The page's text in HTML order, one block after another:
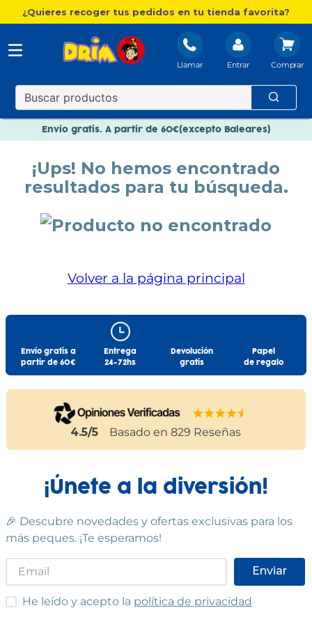
¿Quieres recoger tus pedidos en tu tienda favorita?
Llamar Entrar
Envío gratis. A partir de 60€(excepto Baleares)
Nuevo catálogo Aire Libre
Paga en 3 plazos sin intereses
¡Ups! No hemos encontrado
resultados para tu búsqueda.
Volver a la página principal
Envío gratis a
partir de 60€
Entrega
24-72hs
Devolución
gratis
Papel
de regalo
4.5/5 Basado en 829 Reseñas
¡Únete a la diversión!
🎉 Descubre novedades y ofertas exclusivas para los
más peques. ¡Te esperamos!
Enviar
He leído y acepto las condiciones
He leído y acepto la política de privacidad